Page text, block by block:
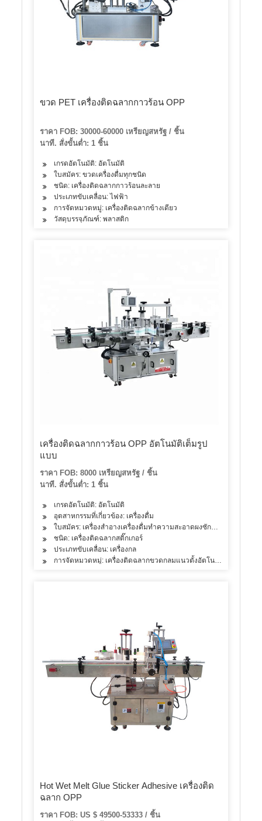
ขวด PET เครื่องติดฉลากกาวร้อน OPP
ราคา FOB: 30000-60000 เหรียญสหรัฐ / ชิ้น
นาที. สั่งขั้นต่ำ: 1 ชิ้น
เกรดอัตโนมัติ: อัตโนมัติ
ใบสมัคร: ขวดเครื่องดื่มทุกชนิด
ชนิด: เครื่องติดฉลากกาวร้อนละลาย
ประเภทขับเคลื่อน: ไฟฟ้า
การจัดหมวดหมู่: เครื่องติดฉลากข้างเดียว
วัสดุบรรจุภัณฑ์: พลาสติก
เครื่องติดฉลากกาวร้อน OPP อัตโนมัติเต็มรูป
แบบ
ราคา FOB: 8000 เหรียญสหรัฐ / ชิ้น
นาที. สั่งขั้นต่ำ: 1 ชิ้น
เกรดอัตโนมัติ: อัตโนมัติ
อุตสาหกรรมที่เกี่ยวข้อง: เครื่องดื่ม
ใบสมัคร: เครื่องสำอางเครื่องดื่มทำความสะอาดผงซักฟอกผลิตภัณ
ชนิด: เครื่องติดฉลากสติ๊กเกอร์
ประเภทขับเคลื่อน: เครื่องกล
การจัดหมวดหมู่: เครื่องติดฉลากขวดกลมแนวตั้งอัตโนมัติ
Hot Wet Melt Glue Sticker Adhesive เครื่องติด
ฉลาก OPP
ราคา FOB: US $ 49500-53333 / ชิ้น